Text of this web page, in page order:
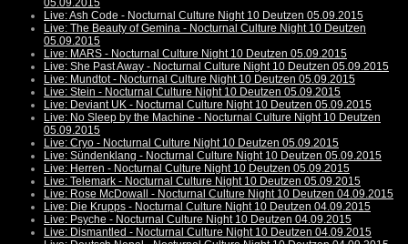
05.09.2015
Live: Ash Code - Nocturnal Culture Night 10 Deutzen 05.09.2015
Live: The Beauty of Gemina - Nocturnal Culture Night 10 Deutzen
05.09.2015
Live: MARS - Nocturnal Culture Night 10 Deutzen 05.09.2015
Live: She Past Away - Nocturnal Culture Night 10 Deutzen 05.09.2015
Live: Mundtot - Nocturnal Culture Night 10 Deutzen 05.09.2015
Live: Stein - Nocturnal Culture Night 10 Deutzen 05.09.2015
Live: Deviant UK - Nocturnal Culture Night 10 Deutzen 05.09.2015
Live: No Sleep by the Machine - Nocturnal Culture Night 10 Deutzen
05.09.2015
Live: Cryo - Nocturnal Culture Night 10 Deutzen 05.09.2015
Live: Sündenklang - Nocturnal Culture Night 10 Deutzen 05.09.2015
Live: Herren - Nocturnal Culture Night 10 Deutzen 05.09.2015
Live: Telemark - Nocturnal Culture Night 10 Deutzen 05.09.2015
Live: Rose McDowall - Nocturnal Culture Night 10 Deutzen 04.09.2015
Live: Die Krupps - Nocturnal Culture Night 10 Deutzen 04.09.2015
Live: Psyche - Nocturnal Culture Night 10 Deutzen 04.09.2015
Live: Dismantled - Nocturnal Culture Night 10 Deutzen 04.09.2015